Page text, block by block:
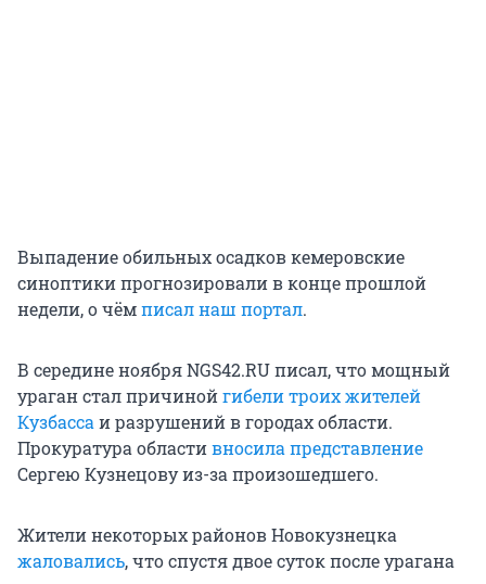
Выпадение обильных осадков кемеровские
синоптики прогнозировали в конце прошлой
недели, о чёмписал наш портал.
В середине ноября NGS42.RU писал, что мощный
ураган стал причинойгибели троих жителей
Кузбассаи разрушений в городах области.
Прокуратура областивносила представление
Сергею Кузнецову из-за произошедшего.
Жители некоторых районов Новокузнецка
жаловались, что спустя двое суток после урагана